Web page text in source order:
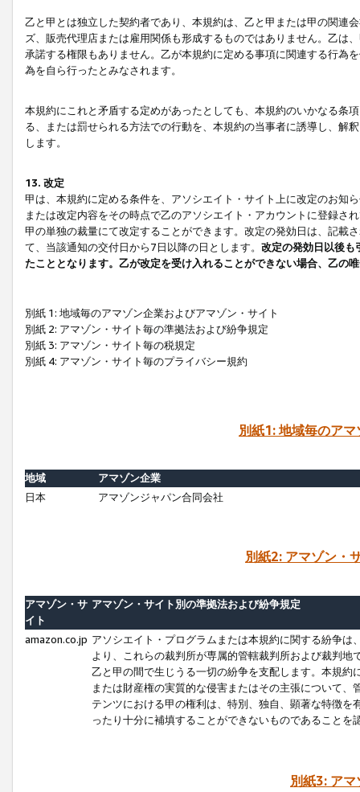
乙と甲とは独立した契約者であり、本規約は、乙と甲または甲の関連
ズ、販売代理店または雇用関係も形成するものではありません。乙は
承諾する権限もありません。乙が本規約に定める事項に関連する行為
為を自ら行ったとみなされます。
本規約にこれと矛盾する定めがあったとしても、本規約のいかなる条
る、または罰せられる方法での行動を、本規約の当事者に誘導し、解
します。
13. 改定
甲は、本規約に定める条件を、アソシエイト・サイト上に改定のお知
または改定内容をその時点で乙のアソシエイト・アカウントに登録さ
甲の単独の裁量にて改定することができます。改定の発効日は、記載
て、当該通知の交付日から7日以降の日とします。 改定の発効日以後も
たこととなります。乙が改定を受け入れることができない場合、乙の
別紙 1: 地域毎のアマゾン企業およびアマゾン・サイト
別紙 2: アマゾン・サイト毎の準拠法および紛争規定
別紙 3: アマゾン・サイト毎の税規定
別紙 4: アマゾン・サイト毎のプライバシー規約
別紙1: 地域毎のア
地域
アマゾン企業
日本
アマゾンジャパン合同会社
別紙2: アマゾン・
アマゾン・サ
イト
アマゾン・サイト別の準拠法および紛争規定
amazon.co.jp アソシエイト・プログラムまたは本規約に関する紛争
より、これらの裁判所が専属的管轄裁判所および裁判
乙と甲の間で生じうる一切の紛争を支配します。本規
または財産権の実質的な侵害またはその主張について
テンツにおける甲の権利は、特別、独自、顕著な特徴
ったり十分に補填することができないものであることを
別紙3: ア